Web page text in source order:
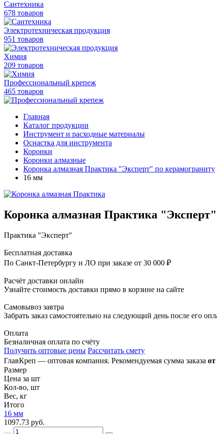
Сантехника
678 товаров
Электротехническая продукция
951 товаров
Химия
209 товаров
Профессиональный крепеж
465 товаров
Главная
Каталог продукции
Инструмент и расходные материалы
Оснастка для инструмента
Коронки
Коронки алмазные
Коронка алмазная Практика "Эксперт" по керамограниту
16 мм
Коронка алмазная Практика
Практика "Эксперт"
Бесплатная доставка
По Санкт-Петербургу и ЛО при заказе от 30 000 ₽
Расчёт доставки онлайн
Узнайте стоимость доставки прямо в корзине на сайте
Самовывоз завтра
Забрать заказ самостоятельно на следующий день после его
Оплата
Безналичная оплата по счёту
Получить оптовые цены Рассчитать смету
ГлавКреп — оптовая компания. Рекомендуемая сумма заказа
Размер
Цена за шт
Кол-во, шт
Вес, кг
Итого
16 мм
1097.73 руб.